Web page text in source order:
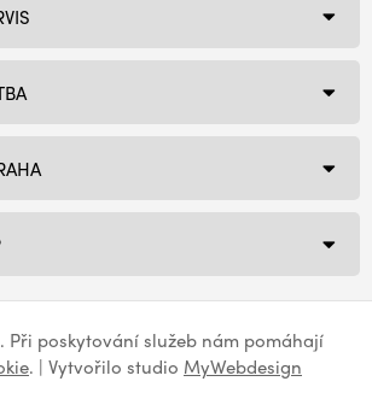
. Při poskytování služeb nám pomáhají
. | Vytvořilo studio MyWebdesign